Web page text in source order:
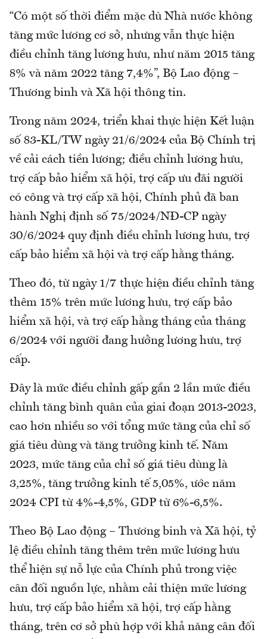
“Có một số thời điểm mặc dù Nhà nước không
tăng mức lương cơ sở, nhưng vẫn thực hiện
điều chỉnh tăng lương hưu, như năm 2015 tăng
8% và năm 2022 tăng 7,4%”, Bộ Lao động –
Thương binh và Xã hội thông tin.
Trong năm 2024, triển khai thực hiện Kết luận
số 83-KL/TW ngày 21/6/2024 của Bộ Chính trị
về cải cách tiền lương; điều chỉnh lương hưu,
trợ cấp bảo hiểm xã hội, trợ cấp ưu đãi người
có công và trợ cấp xã hội, Chính phủ đã ban
hành Nghị định số 75/2024/NĐ-CP ngày
30/6/2024 quy định điều chỉnh lương hưu, trợ
cấp bảo hiểm xã hội và trợ cấp hằng tháng.
Theo đó, từ ngày 1/7 thực hiện điều chỉnh tăng
thêm 15% trên mức lương hưu, trợ cấp bảo
hiểm xã hội, và trợ cấp hằng tháng của tháng
6/2024 với người đang hưởng lương hưu, trợ
cấp.
Đây là mức điều chỉnh gấp gần 2 lần mức điều
chỉnh tăng bình quân của giai đoạn 2013-2023,
cao hơn nhiều so với tổng mức tăng của chỉ số
giá tiêu dùng và tăng trưởng kinh tế. Năm
2023, mức tăng của chỉ số giá tiêu dùng là
3,25%, tăng trưởng kinh tế 5,05%, ước năm
2024 CPI từ 4%-4,5%, GDP từ 6%-6,5%.
Theo Bộ Lao động – Thương binh và Xã hội, tỷ
lệ điều chỉnh tăng thêm trên mức lương hưu
thể hiện sự nỗ lực của Chính phủ trong việc
cân đối nguồn lực, nhằm cải thiện mức lương
hưu, trợ cấp bảo hiểm xã hội, trợ cấp hằng
tháng, trên cơ sở phù hợp với khả năng cân đối